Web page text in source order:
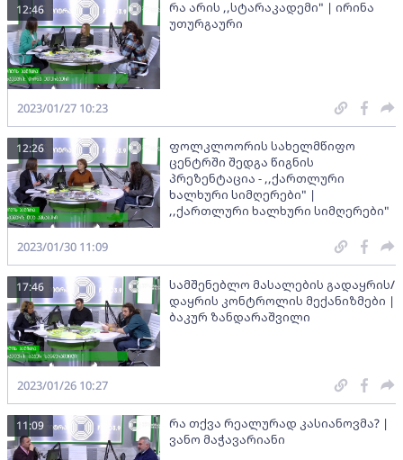
რა არის ,,სტარაკადემი" | ირინა
უთურგაური
12:46
2023/01/27 10:23
ფოლკლოორის სახელმწიფო
ცენტრში შედგა წიგნის
პრეზენტაცია - ,,ქართლური
ხალხური სიმღერები" |
,,ქართლური ხალხური სიმღერები"
12:26
2023/01/30 11:09
სამშენებლო მასალების გადაყრის/
დაყრის კონტროლის მექანიზმები |
ბაკურ ზანდარაშვილი
17:46
2023/01/26 10:27
რა თქვა რეალურად კასიანოვმა? |
ვანო მაჭავარიანი
11:09